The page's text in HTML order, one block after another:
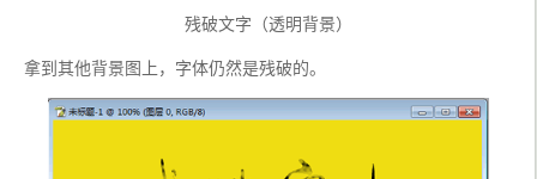
残破文字（透明背景）
拿到其他背景图上，字体仍然是残破的。